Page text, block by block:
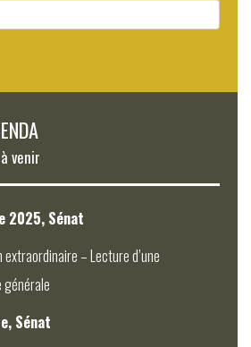
venir
2025, Sénat
– Lecture d’une
Sénat